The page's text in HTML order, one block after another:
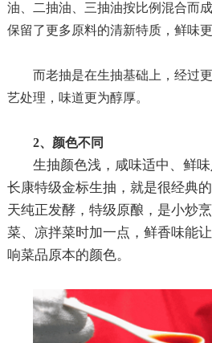
油、二抽油、三抽油按比例混合而
保留了更多原料的清新特质，鲜味更
而老抽是在生抽基础上，经过
艺处理，味道更为醇厚。
2、颜色不同
生抽颜色浅，咸味适中、鲜味
长康特级金标生抽，就是很经典
天纯正发酵，特级原酿，是小炒
菜、凉拌菜时加一点，鲜香味能
响菜品原本的颜色。